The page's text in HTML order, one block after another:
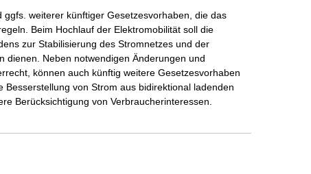
weiterer künftiger Gesetzesvorhaben, die das
Beim Hochlauf der Elektromobilität soll die
zur Stabilisierung des Stromnetzes und der
dienen. Neben notwendigen Änderungen und
können auch künftig weitere Gesetzesvorhaben
von Strom aus bidirektional ladenden
Berücksichtigung von Verbraucherinteressen.